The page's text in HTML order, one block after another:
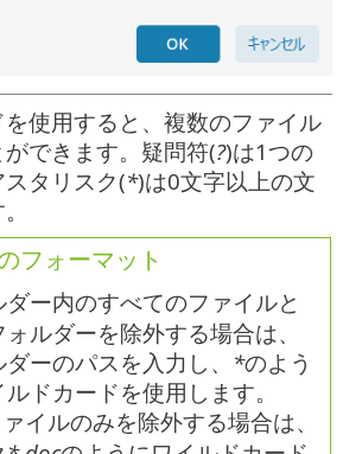
使用すると、複数のファイル
できます。疑問符(?)は1つの
タリスク(*)は0文字以上の文
フォーマット
ダー内のすべてのファイルと
ルダーを除外する場合は、
ーのパスを入力し、 *のよう
ドカードを使用します。
イルのみを除外する場合は、